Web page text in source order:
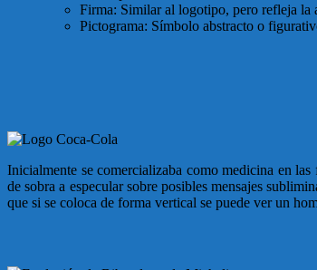
Firma: Similar al logotipo, pero refleja la
Pictograma: Símbolo abstracto o
Inicialmente se comercializaba como medicina en
de sobra a especular sobre posibles mensajes
que si se coloca de forma vertical se puede ver un